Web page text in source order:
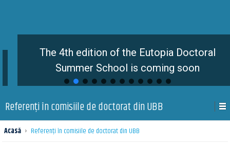
The 4th edition of the Eutopia Doctoral
Summer School is coming soon
Referenți în comisiile de doctorat din UBB
Acasă › Referenți în comisiile de doctorat din UBB